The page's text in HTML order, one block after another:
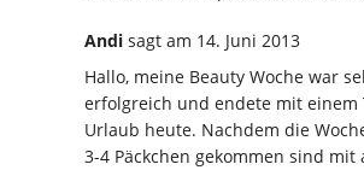
Andi sagt am 14. Juni 2013
Hallo, meine Beauty Woche war
erfolgreich und endete mit einem
Urlaub heute. Nachdem die
3-4 Päckchen gekommen sind mit